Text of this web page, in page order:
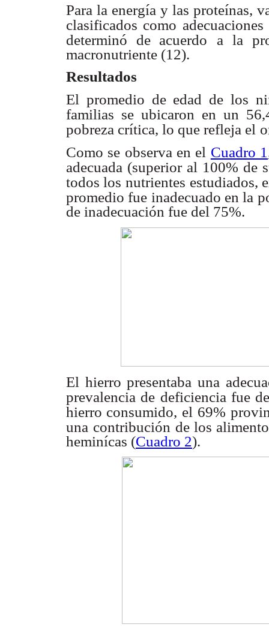
Para la energía y las proteínas,
clasificados como adecuaciones
determinó de acuerdo
a la
macronutriente (12).
Resultados
El promedio de edad de los
familias se ubicaron en un
pobreza crítica, lo que refleja el
Como se observa en el Cuadro 1
adecuada (superior al 100% de
todos los nutrientes estudiados,
promedio fue inadecuado en la
de inadecuación fue del 75%.
El hierro presentaba una
prevalencia de deficiencia fue
hierro consumido, el 69%
una contribución de los
heminícas (Cuadro 2).